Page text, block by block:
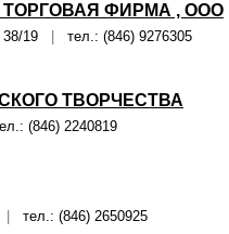
ФИРМА , ООО
38/19 тел.: (846) 9276305
ТВОРЧЕСТВА
(846) 2240819
тел.: (846) 2650925